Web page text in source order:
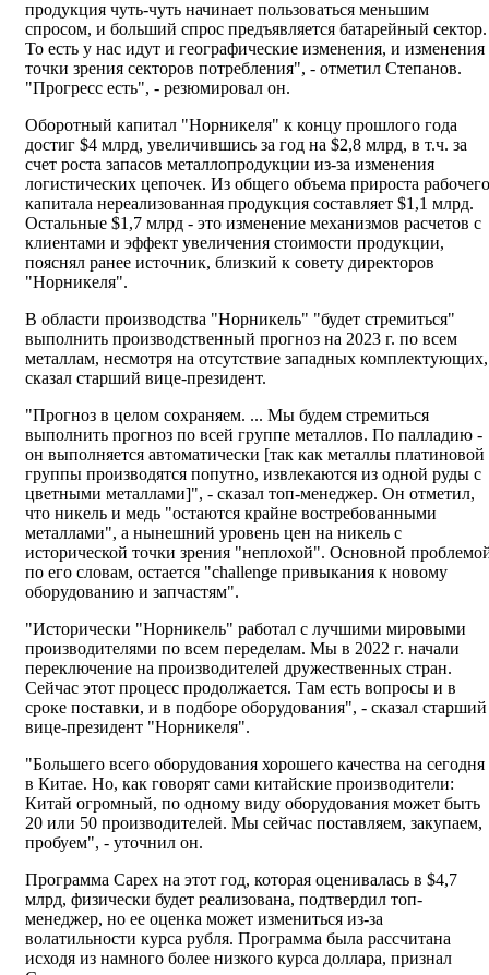
продукция чуть-чуть начинает пользоваться меньшим
спросом, и больший спрос предъявляется батарейный сектор.
То есть у нас идут и географические изменения, и изменения
точки зрения секторов потребления", - отметил Степанов.
"Прогресс есть", - резюмировал он.
Оборотный капитал "Норникеля" к концу прошлого года
достиг $4 млрд, увеличившись за год на $2,8 млрд, в т.ч. за
счет роста запасов металлопродукции из-за изменения
логистических цепочек. Из общего объема прироста рабочего
капитала нереализованная продукция составляет $1,1 млрд.
Остальные $1,7 млрд - это изменение механизмов расчетов с
клиентами и эффект увеличения стоимости продукции,
пояснял ранее источник, близкий к совету директоров
"Норникеля".
В области производства "Норникель" "будет стремиться"
выполнить производственный прогноз на 2023 г. по всем
металлам, несмотря на отсутствие западных комплектующих,
сказал старший вице-президент.
"Прогноз в целом сохраняем. ... Мы будем стремиться
выполнить прогноз по всей группе металлов. По палладию -
он выполняется автоматически [так как металлы платиновой
группы производятся попутно, извлекаются из одной руды с
цветными металлами]", - сказал топ-менеджер. Он отметил,
что никель и медь "остаются крайне востребованными
металлами", а нынешний уровень цен на никель с
исторической точки зрения "неплохой". Основной
по его словам, остается "challenge привыкания к новому
оборудованию и запчастям".
"Исторически "Норникель" работал с лучшими мировыми
производителями по всем переделам. Мы в 2022 г. начали
переключение на производителей дружественных стран.
Сейчас этот процесс продолжается. Там есть вопросы и в
сроке поставки, и в подборе оборудования", - сказал старший
вице-президент "Норникеля".
"Большего всего оборудования хорошего качества на сегодня
в Китае. Но, как говорят сами китайские производители:
Китай огромный, по одному виду оборудования может быть
20 или 50 производителей. Мы сейчас поставляем, закупаем,
пробуем", - уточнил он.
Программа Capex на этот год, которая оценивалась в $4,7
млрд, физически будет реализована, подтвердил топ-
менеджер, но ее оценка может измениться из-за
волатильности курса рубля. Программа была рассчитана
исходя из намного более низкого курса доллара, признал